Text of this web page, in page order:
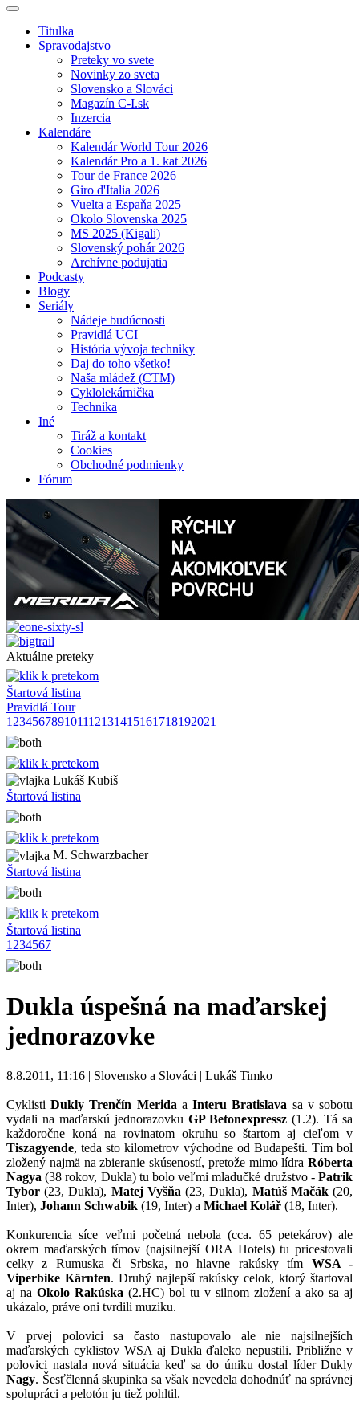
Titulka
Spravodajstvo
Preteky vo svete
Novinky zo sveta
Slovensko a Slováci
Magazín C-I.sk
Inzercia
Kalendáre
Kalendár World Tour 2026
Kalendár Pro a 1. kat 2026
Tour de France 2026
Giro d'Italia 2026
Vuelta a Espaňa 2025
Okolo Slovenska 2025
MS 2025 (Kigali)
Slovenský pohár 2026
Archívne podujatia
Podcasty
Blogy
Seriály
Nádeje budúcnosti
Pravidlá UCI
História vývoja techniky
Daj do toho všetko!
Naša mládež (CTM)
Cyklolekárnička
Technika
Iné
Tiráž a kontakt
Cookies
Obchodné podmienky
Fórum
Aktuálne preteky
Štartová listina
Pravidlá Tour
1 23456789101112131415161718192021
Lukáš Kubiš
Štartová listina
M. Schwarzbacher
Štartová listina
Štartová listina
1 234567
Dukla úspešná na maďarskej
jednorazovke
8.8.2011, 11:16 | Slovensko a Slováci | Lukáš Timko
CyklistiDukly Trenčín Merida aInteru Bratislava sa v sobotu
vydali na maďarskú jednorazovku GP Betonexpressz (1.2). Tá sa
každoročne koná na rovinatom okruhu so štartom aj cieľom v
Tiszagyende, teda sto kilometrov východne od Budapešti. Tím bol
zložený najmä na zbieranie skúseností, pretože mimo lídra Róberta
Nagya (38 rokov, Dukla) tu bolo veľmi mladučké družstvo - Patrik
Tybor (23, Dukla), Matej Vyšňa (23, Dukla), Matúš Mačák(20,
Inter), Johann Schwabik (19, Inter) a Michael Kolář (18, Inter).
Konkurencia síce veľmi početná nebola (cca. 65 petekárov) ale
okrem maďarských tímov (najsilnejší ORA Hotels) tu pricestovali
celky z Rumuska či Srbska, no hlavne rakúsky tím WSA -
Viperbike Kärnten. Druhý najlepší rakúsky celok, ktorý štartoval
aj na Okolo Rakúska (2.HC) bol tu v silnom zložení a ako sa aj
ukázalo, práve oni tvrdili muziku.
V prvej polovici sa často nastupovalo ale nie najsilnejších
maďarských cyklistov WSA aj Dukla ďaleko nepustili. Približne v
polovici nastala nová situácia keď sa do úniku dostal líder Dukly
Nagy. Šesťčlenná skupinka sa však nevedela dohodnúť na správnej
spolupráci a pelotón ju tiež pohltil.